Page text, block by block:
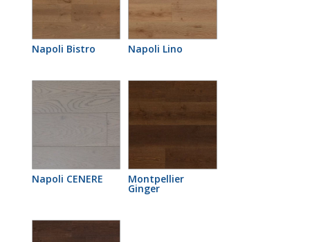
Napoli Bistro Napoli Lino
Napoli CENERE Montpellier
Ginger